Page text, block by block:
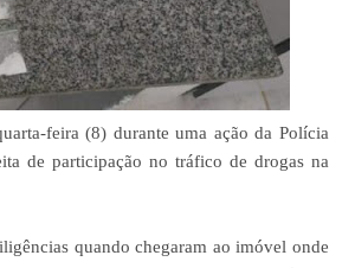
feira (8) durante uma ação da Polícia
de participação no tráfico de drogas na
quando chegaram ao imóvel onde